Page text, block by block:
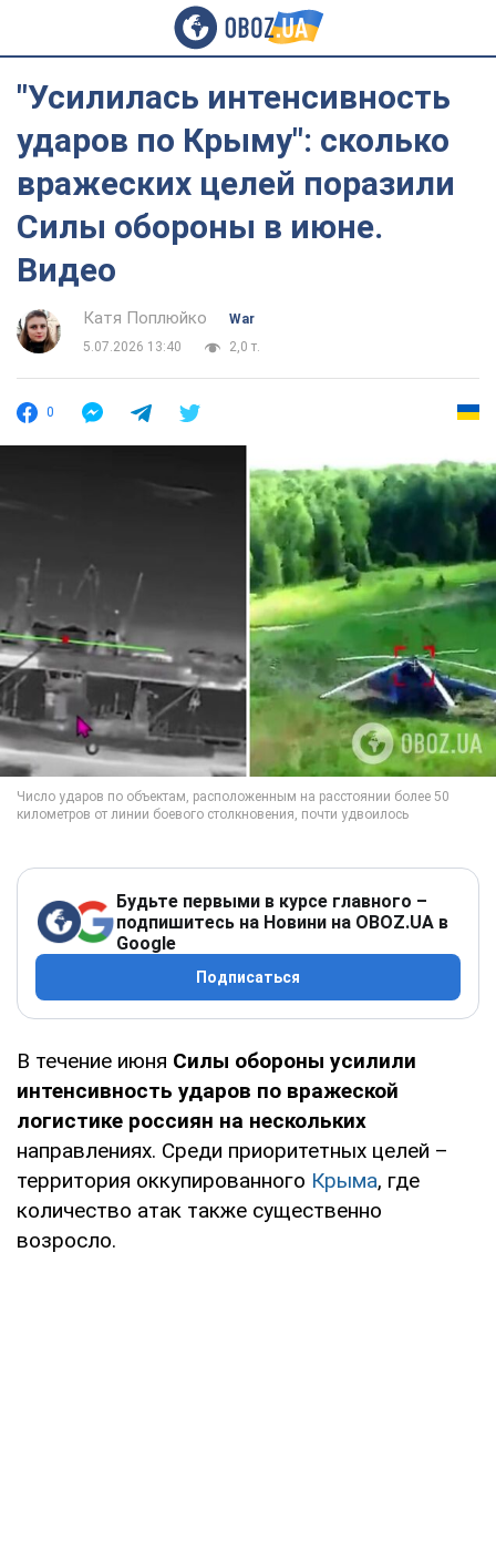
"Усилилась интенсивность
ударов по Крыму": сколько
вражеских целей поразили
Силы обороны в июне.
Видео
Катя Поплюйко
War
5.07.2026 13:40
2,0 т.
0
Будьте первыми в курсе главного –
подпишитесь на Новини на OBOZ.UA в
Google
Подписаться
В течение июня Силы обороны усилили
интенсивность ударов по вражеской
логистике россиян на нескольких
направлениях. Среди приоритетных целей –
территория оккупированного Крыма, где
количество атак также существенно
возросло.